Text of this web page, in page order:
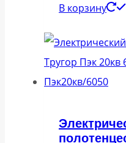
В корзину